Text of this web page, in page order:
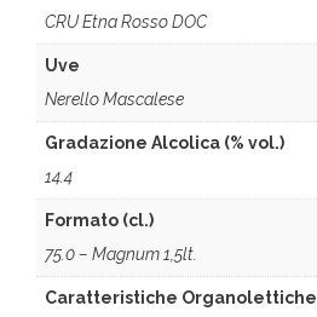
CRU Etna Rosso DOC
Uve
Nerello Mascalese
Gradazione Alcolica (% vol.)
14.4
Formato (cl.)
75.0 – Magnum 1,5lt.
Caratteristiche Organolettiche